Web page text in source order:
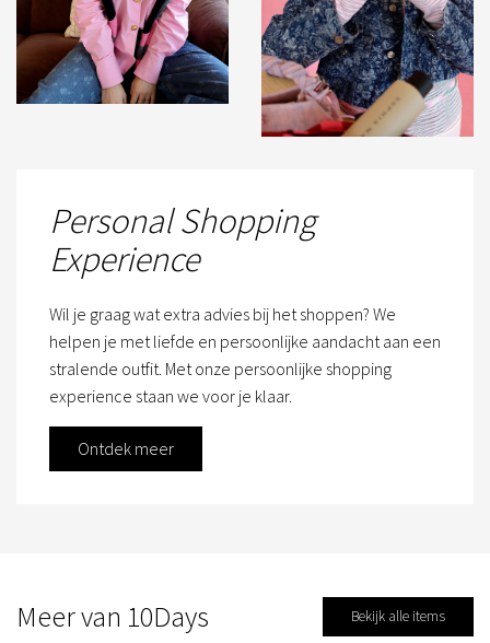
Personal Shopping
Experience
Wil je graag wat extra advies bij het shoppen? We
helpen je met liefde en persoonlijke aandacht aan een
stralende outfit. Met onze persoonlijke shopping
experience staan we voor je klaar.
Ontdek meer
Meer van 10Days Bekijk alle items